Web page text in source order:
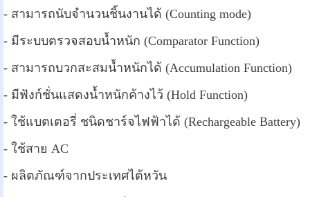
- สามารถนับจำนวนชิ้นงานได้ (Counting mode)
- มีระบบตรวจสอบน้ำหนัก (Comparator Function)
- สามารถบวกสะสมน้ำหนักได้ (Accumulation Function)
- มีฟังก์ชั่นแสดงน้ำหนักค้างไว้ (Hold Function)
- ใช้แบตเตอรี่ ชนิดชาร์จไฟฟ้าได้ (Rechargeable Battery)
-ใช้สาย AC
- ผลิตภัณฑ์จากประเทศไต้หวัน